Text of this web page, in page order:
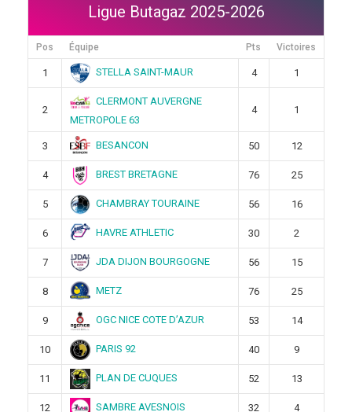
Ligue Butagaz 2025-2026
Pos Équipe Pts Victoires
1 STELLA SAINT-MAUR 4 1
2
CLERMONT AUVERGNE
METROPOLE 63
4 1
3 BESANCON 50 12
4 BREST BRETAGNE 76 25
5 CHAMBRAY TOURAINE 56 16
6 HAVRE ATHLETIC 30 2
7 JDA DIJON BOURGOGNE 56 15
8 METZ 76 25
9 OGC NICE COTE D’AZUR 53 14
10 PARIS 92 40 9
11 PLAN DE CUQUES 52 13
12 SAMBRE AVESNOIS 32 4